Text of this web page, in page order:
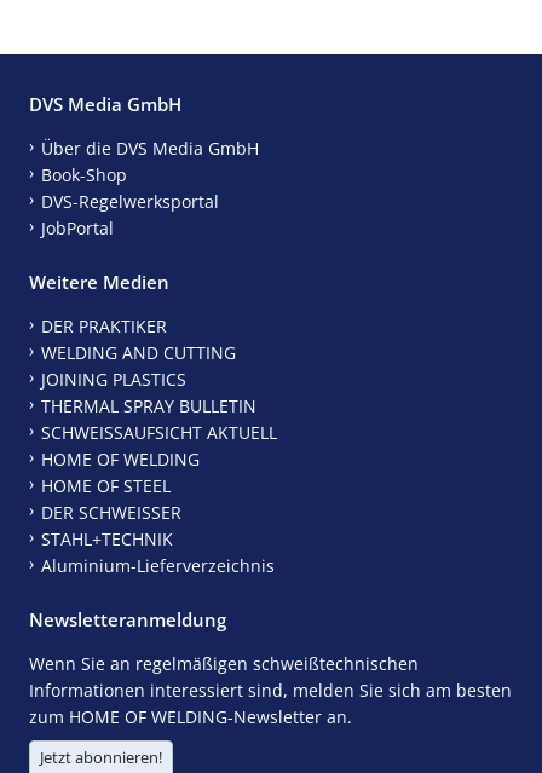
DVS Media GmbH
Über die DVS Media GmbH
Book-Shop
DVS-Regelwerksportal
JobPortal
Weitere Medien
DER PRAKTIKER
WELDING AND CUTTING
JOINING PLASTICS
THERMAL SPRAY BULLETIN
SCHWEISSAUFSICHT AKTUELL
HOME OF WELDING
HOME OF STEEL
DER SCHWEISSER
STAHL+TECHNIK
Aluminium-Lieferverzeichnis
Newsletteranmeldung
Wenn Sie an regelmäßigen schweißtechnischen
Informationen interessiert sind, melden Sie sich am besten
zum HOME OF WELDING-Newsletter an.
Jetzt abonnieren!